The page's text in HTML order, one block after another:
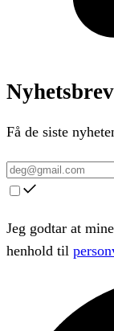
Nyhetsbrev
Få de siste
Jeg godtar at
henhold til